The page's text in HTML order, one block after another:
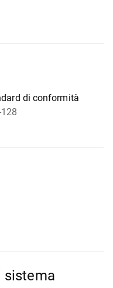
di conformità
sistema